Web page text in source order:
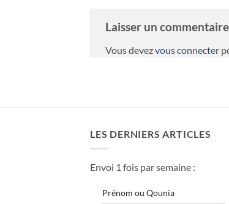
Laisser un commentaire
Vous devezvous connecter
LES DERNIERS ARTICLES
Envoi 1 fois par semaine :
Prénom ou Qounia